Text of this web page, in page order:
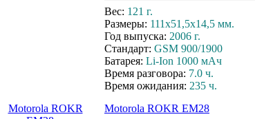
Вес: 121 г.
Размеры: 111x51,5x14,5 мм.
Год выпуска: 2006 г.
Стандарт: GSM 900/1900
Батарея: Li-Ion 1000 мАч
Время разговора: 7.0 ч.
Время ожидания: 235 ч.
Motorola ROKR EM28